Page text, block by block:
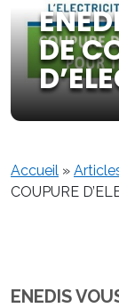
DE
Accueil »
COUPURE
ENEDIS